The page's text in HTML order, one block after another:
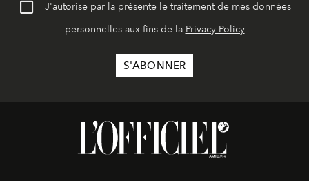
J'autorise par la présente le traitement de mes données
personnelles aux fins de la Privacy Policy